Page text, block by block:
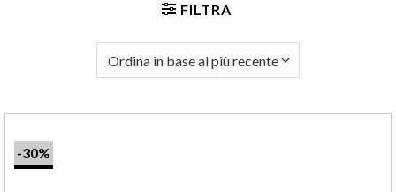
FILTRA
-30%